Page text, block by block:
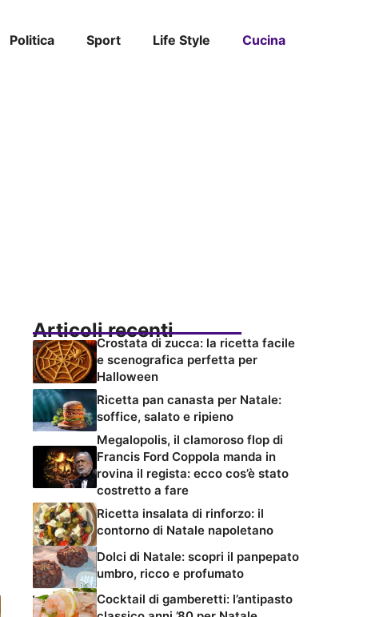
Politica Sport Life Style Cucina
Articoli recenti
Crostata di zucca: la ricetta facile
e scenografica perfetta per
Halloween
Ricetta pan canasta per Natale:
soffice, salato e ripieno
Megalopolis, il clamoroso flop di
Francis Ford Coppola manda in
rovina il regista: ecco cos’è stato
costretto a fare
Ricetta insalata di rinforzo: il
contorno di Natale napoletano
Dolci di Natale: scopri il panpepato
umbro, ricco e profumato
Cocktail di gamberetti: l’antipasto